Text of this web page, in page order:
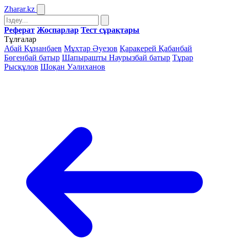
Zharar.kz
Реферат Жоспарлар Тест сұрақтары
Тұлғалар
Абай Құнанбаев Мұхтар Әуезов Қаракерей Қабанбай
Бөгенбай батыр Шапырашты Наурызбай батыр Тұрар
Рысқұлов Шоқан Уәлиханов